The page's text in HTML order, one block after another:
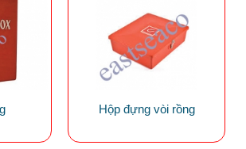
Hộp đựng vòi rồng